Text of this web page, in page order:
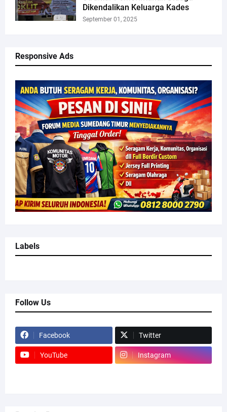
Dikendalikan Keluarga Kades
September 01, 2025
Responsive Ads
Labels
Follow Us
Facebook Twitter
YouTube Instagram